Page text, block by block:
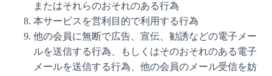
またはそれらのおそれのある行為
本サービスを営利目的で利用する行為
他の会員に無断で広告、宣伝、勧誘などの電子メー
ルを送信する行為、もしくはそのおそれのある電子
メールを送信する行為、他の会員のメール受信を妨